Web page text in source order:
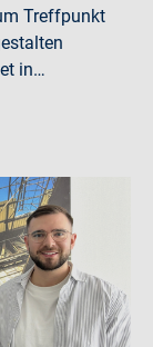
Treffpunkt
in…